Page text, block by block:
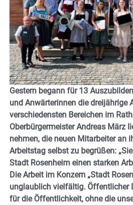
Gestern begann für 13
und Anwärterinnen die dreijährige
verschiedensten Bereichen im
Oberbürgermeister Andreas März
nehmen, die neuen Mitarbeiter an
Arbeitstag selbst zu begrüßen:
Stadt Rosenheim einen starken
Die Arbeit im Konzern „Stadt
unglaublich vielfältig. Öffentlicher
für die Öffentlichkeit, ohne die